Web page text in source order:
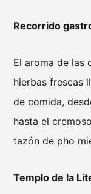
Recorrido
El aroma de las
hierbas frescas
de comida,
hasta el
tazón de pho
Templo de la